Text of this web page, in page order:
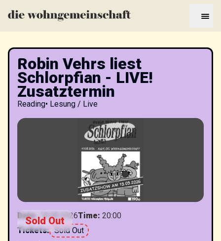
Robin Vehrs liest
Schlorpfian - LIVE!
Zusatztermin
Reading• Lesung / Live
Sold Out
Date :19.09.2026Time: 20:00
Tickets: Sold Out